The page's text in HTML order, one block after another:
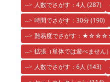
人数でさがす：4人 (287)
時間でさがす：30分(190)
難易度でさがす：
拡張（単体では遊べません）
人数でさがす：6人 (143)